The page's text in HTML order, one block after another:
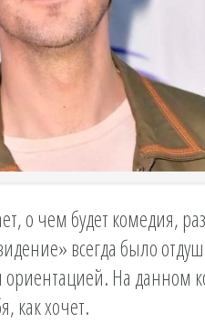
о чем будет комедия,
всегда было
На данном
как хочет.